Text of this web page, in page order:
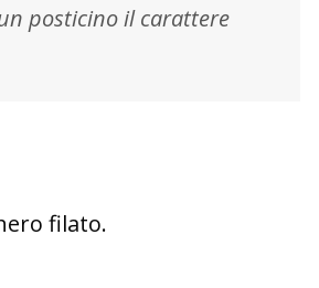
posticino il carattere
filato.